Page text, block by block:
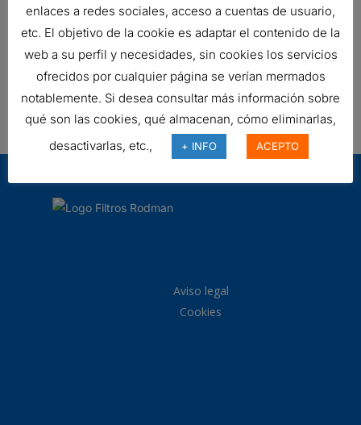
CONJUNTO DE INDICADOR
HIDRÁULICO, EL?CTRICO
Ref:P572360
Aviso legal
Cookies
enlaces a redes sociales, acceso a cuentas de usuario,
etc. El objetivo de la cookie es adaptar el contenido de la
web a su perfil y necesidades, sin cookies los servicios
ofrecidos por cualquier página se verían mermados
notablemente. Si desea consultar más información sobre
qué son las cookies, qué almacenan, cómo eliminarlas,
desactivarlas, etc.,
+ INFO ACEPTO